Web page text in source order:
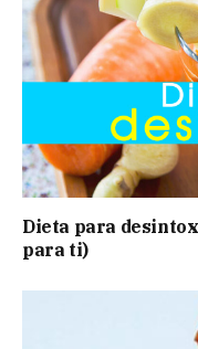
Dieta para
para ti)